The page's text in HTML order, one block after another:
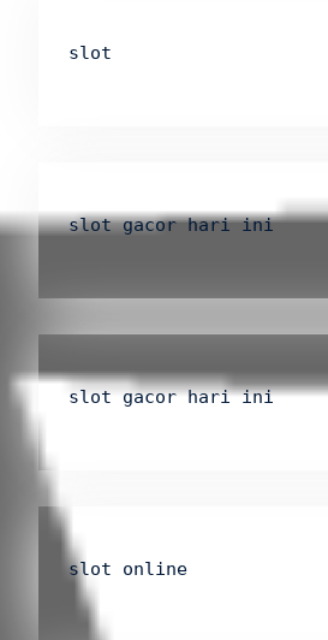
slot
slot gacor hari ini
slot gacor hari ini
slot online